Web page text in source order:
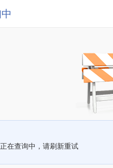
正在查询中，请刷新重试